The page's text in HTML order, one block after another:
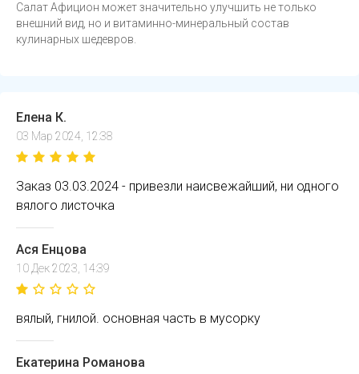
Салат Афицион может значительно улучшить не только
внешний вид, но и витаминно-минеральный состав
кулинарных шедевров.
Елена К.
03 Мар 2024, 12:38
Заказ 03.03.2024 - привезли наисвежайший, ни одного
вялого листочка
Ася Енцова
10 Дек 2023, 14:39
вялый, гнилой. основная часть в мусорку
Екатерина Романова